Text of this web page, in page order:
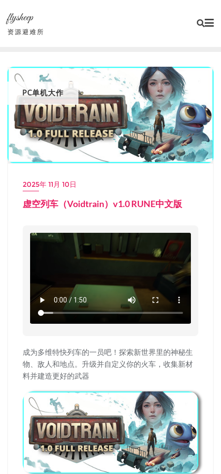
content
flysheep
资源避难所
PC单机大作
2025年 11月 10日
虚空列车（Voidtrain）v1.0 RUNE中文版
成为多维特快列车的一员吧！探索新世界里的神秘生
物、敌人和地点。升级并自定义你的火车，收集新材
料并建造更好的武器